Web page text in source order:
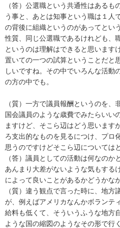
（答）公選職という共通性はある
う事と、あとは知事という職は１人
の背後に組織というのがあってとい
性質、同じ公選職であるけれども、
というのは理解はできると思います
置いての一つの試算ということだと
しいですね。その中でいろんな活動
の方の中でも。
（質）一方で議員報酬というのを、
国会議員のような歳費でみたらいい
ますけど、そこら辺はどう思います
ろ支出的なものを見るにつけ、プロ
思うのですけどそこら辺については
（答）議員としての活動は何なのか
あんまり大差がないような気もする
によって良いことがあるかどうかな
（質）違う観点で言った時に、地
が、例えばアメリカなんかボランテ
給料も低くて、そういうふうな地方
ような国の縮図のようなその形で行